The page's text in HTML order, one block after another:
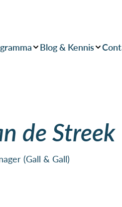
Blog & Kennis
de Streek
(Gall & Gall)